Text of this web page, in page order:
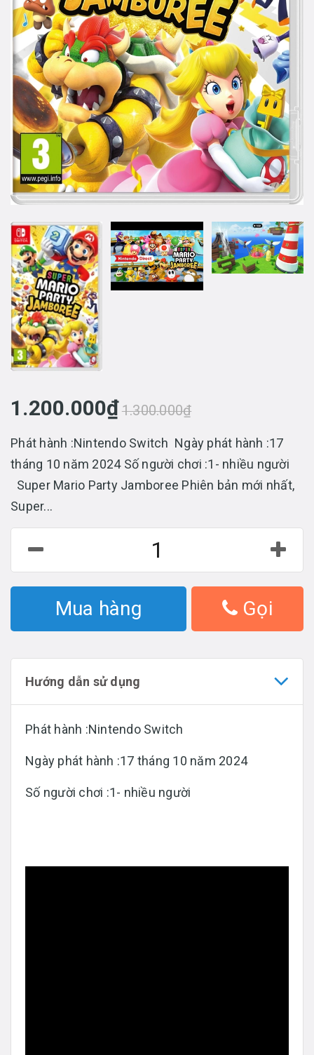
1.200.000₫1.300.000₫
Phát hành :Nintendo Switch Ngày phát hành :17
tháng 10 năm 2024 Số người chơi :1- nhiều người
Super Mario Party Jamboree Phiên bản mới nhất,
Super...
Mua hàng Gọi
Hướng dẫn sử dụng
Phát hành :Nintendo Switch
Ngày phát hành :17 tháng 10 năm 2024
Số người chơi :1- nhiều người